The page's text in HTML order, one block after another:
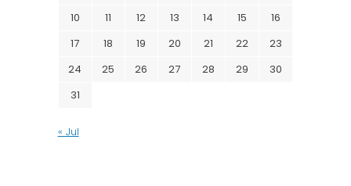
10
11 12 13 14 15
16
17
18 19 20 21 22
23
24
25 26 27 28 29
30
31
« Jul